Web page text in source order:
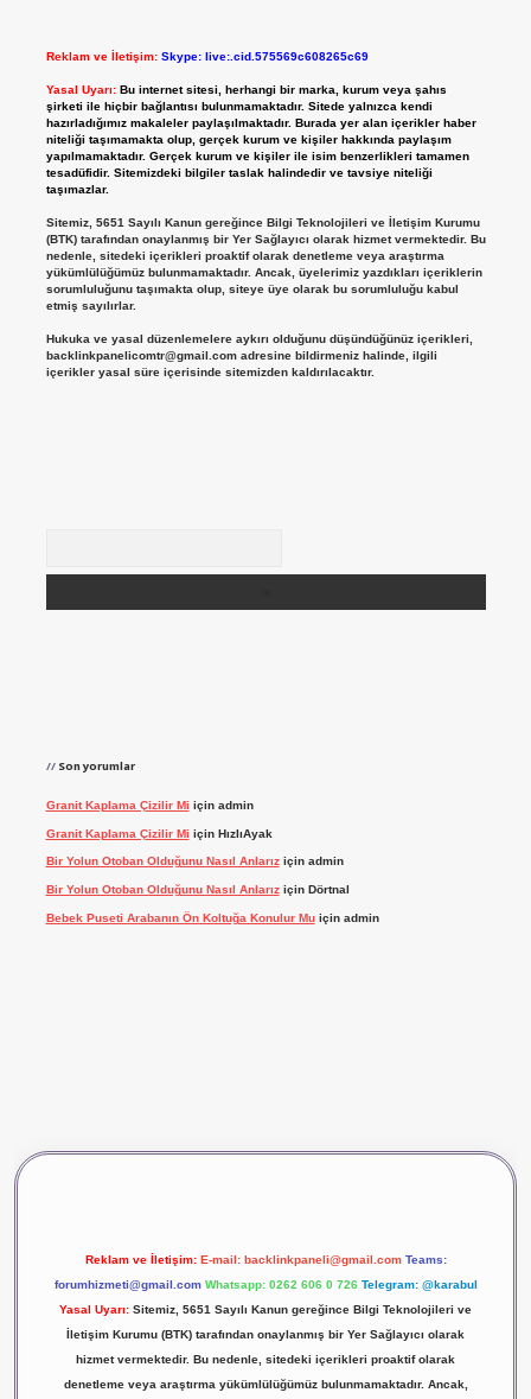
Reklam ve İletişim: Skype: live:.cid.575569c608265c69
Yasal Uyarı: Bu internet sitesi, herhangi bir marka, kurum veya şahıs
şirketi ile hiçbir bağlantısı bulunmamaktadır. Sitede yalnızca kendi
hazırladığımız makaleler paylaşılmaktadır. Burada yer alan içerikler haber
niteliği taşımamakta olup, gerçek kurum ve kişiler hakkında paylaşım
yapılmamaktadır. Gerçek kurum ve kişiler ile isim benzerlikleri tamamen
tesadüfidir. Sitemizdeki bilgiler taslak halindedir ve tavsiye niteliği
taşımazlar.
Sitemiz, 5651 Sayılı Kanun gereğince Bilgi Teknolojileri ve İletişim Kurumu
(BTK) tarafından onaylanmış bir Yer Sağlayıcı olarak hizmet vermektedir. Bu
nedenle, sitedeki içerikleri proaktif olarak denetleme veya araştırma
yükümlülüğümüz bulunmamaktadır. Ancak, üyelerimiz yazdıkları içeriklerin
sorumluluğunu taşımakta olup, siteye üye olarak bu sorumluluğu kabul
etmiş sayılırlar.
Hukuka ve yasal düzenlemelere aykırı olduğunu düşündüğünüz içerikleri,
backlinkpanelicomtr@gmail.comadresine bildirmeniz halinde, ilgili
içerikler yasal süre içerisinde sitemizden kaldırılacaktır.
Son yorumlar
Granit Kaplama Çizilir Mi için admin
Granit Kaplama Çizilir Mi için HızlıAyak
Bir Yolun Otoban Olduğunu Nasıl Anlarıziçin admin
Bir Yolun Otoban Olduğunu Nasıl Anlarıziçin Dörtnal
Bebek Puseti Arabanın Ön Koltuğa Konulur Muiçin admin
Reklam ve İletişim: E-mail: backlinkpaneli@gmail.com Teams:
forumhizmeti@gmail.com Whatsapp: 0262 606 0 726 Telegram: @karabul
Yasal Uyarı: Sitemiz, 5651 Sayılı Kanun gereğince Bilgi Teknolojileri ve
İletişim Kurumu (BTK) tarafından onaylanmış bir Yer Sağlayıcı olarak
hizmet vermektedir. Bu nedenle, sitedeki içerikleri proaktif olarak
denetleme veya araştırma yükümlülüğümüz bulunmamaktadır. Ancak,